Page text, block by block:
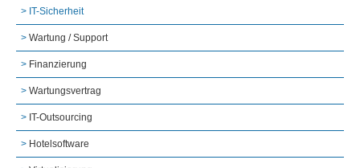
IT-Sicherheit
Wartung / Support
Finanzierung
Wartungsvertrag
IT-Outsourcing
Hotelsoftware